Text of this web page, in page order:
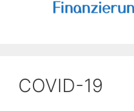
COVID-19